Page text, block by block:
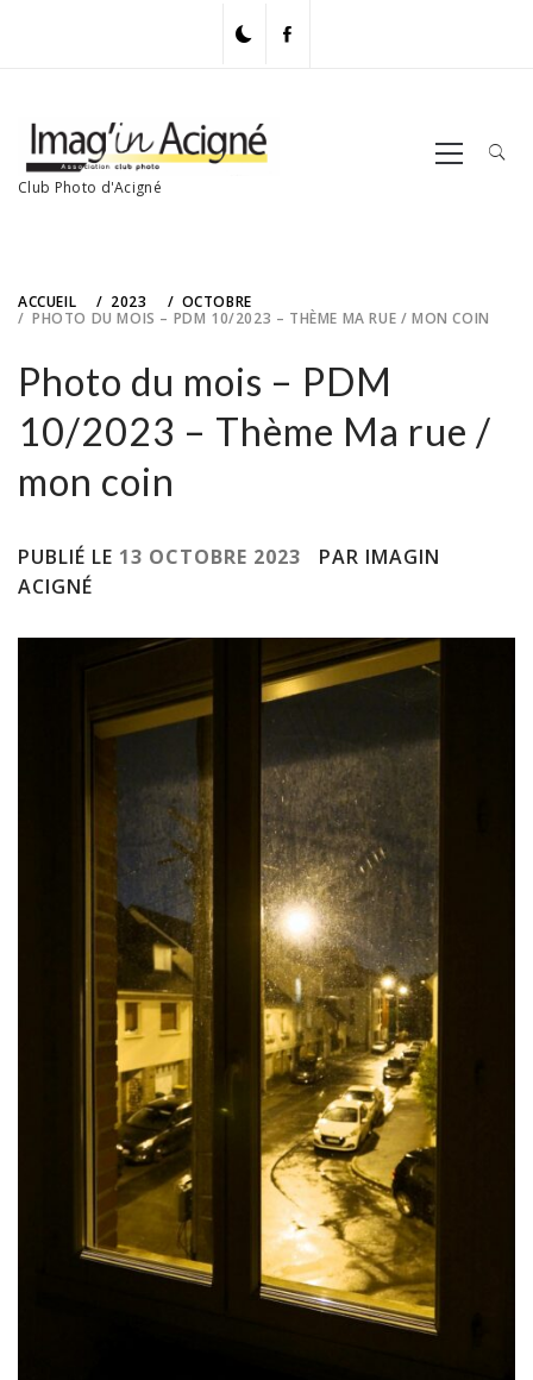
Club Photo d'Acigné
Primary
Menu
ACCUEIL 2023
OCTOBRE
PHOTO DU MOIS – PDM 10/2023 – THÈME MA RUE / MON COIN
Photo du mois – PDM
10/2023 – Thème Ma rue /
mon coin
PUBLIÉ LE 13 OCTOBRE 2023
PAR IMAGIN
ACIGNÉ